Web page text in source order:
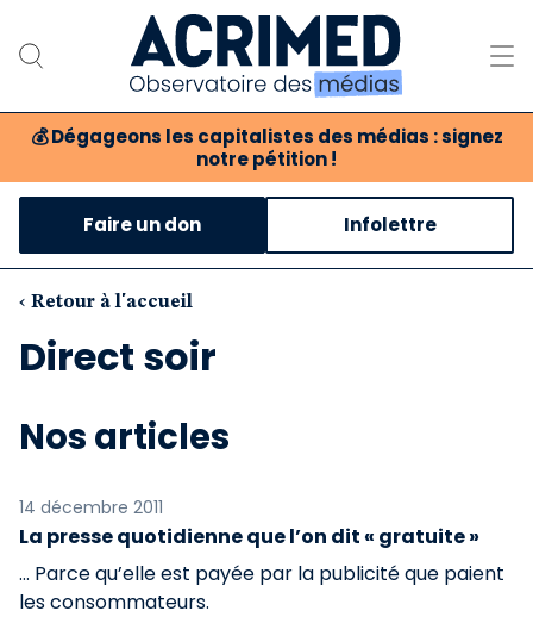
💰 Dégageons les capitalistes des médias : signez
notre pétition !
Notre association
Notre critique des médias
Nos propositions
Notre revue
Boutique
Faire un don Infolettre
‹ Retour à l'accueil
Direct soir
Nos articles
14 décembre 2011
La presse quotidienne que l’on dit « gratuite »
… Parce qu’elle est payée par la publicité que paient
les consommateurs.